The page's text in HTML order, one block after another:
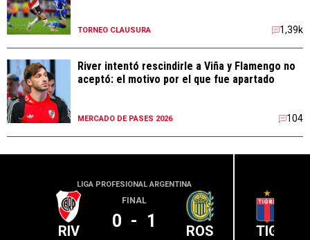
TORNEO CLAUSURA 1,39k
River intentó rescindirle a Viña y Flamengo no
aceptó: el motivo por el que fue apartado
MERCADO DE PASES 2026 104
LIGA PROFESIONAL ARGENTINA
RIV
FINAL
0 - 1 ROS TIG